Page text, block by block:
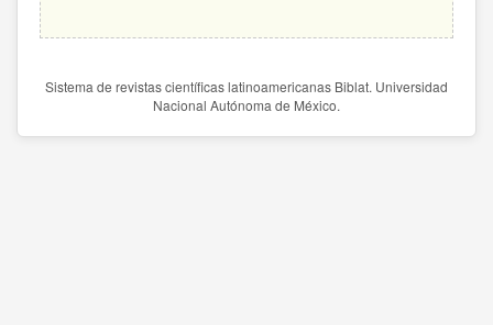
Sistema de revistas científicas latinoamericanas Biblat. Universidad
Nacional Autónoma de México.